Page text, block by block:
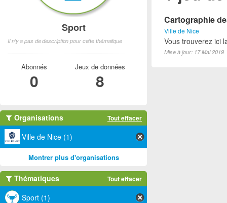
Cartographie
Ville de Nice
Vous trouverez ici
Mise à jour: 17 Mai 2019
Sport
Il n'y a pas de description pour cette thématique
Abonnés
0
Jeux de données
8
Organisations Tout effacer
Ville de Nice (1)
Montrer plus d'organisations
Thématiques Tout effacer
Sport (1)